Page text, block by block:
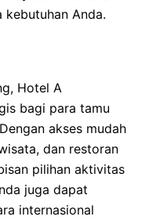
kebutuhan Anda.
Hotel A
bagi para tamu
akses mudah
dan restoran
pilihan aktivitas
juga dapat
internasional